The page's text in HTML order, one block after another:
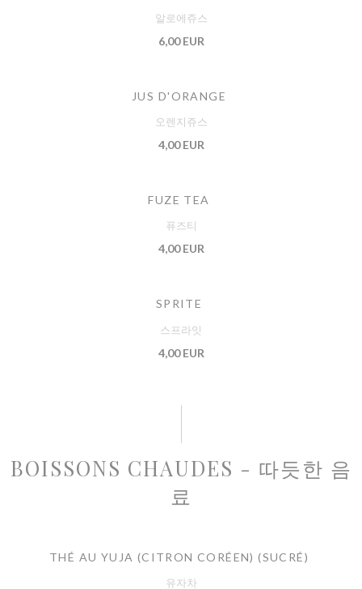
알로에쥬스
6,00 EUR
JUS D'ORANGE
오렌지쥬스
4,00 EUR
FUZE TEA
퓨즈티
4,00 EUR
SPRITE
스프라잇
4,00 EUR
BOISSONS CHAUDES - 따듯한 음
료
THÉ AU YUJA (CITRON CORÉEN) (SUCRÉ)
유자차